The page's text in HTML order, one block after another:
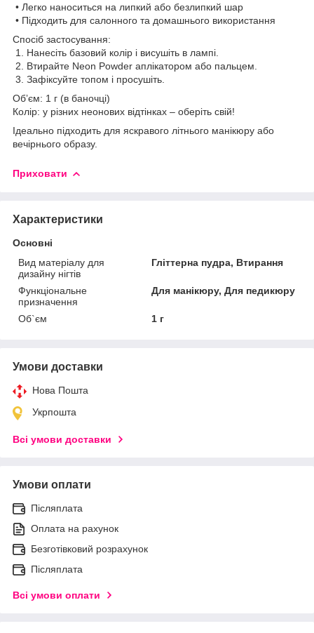
• Легко наноситься на липкий або безлипкий шар
• Підходить для салонного та домашнього використання
Спосіб застосування:
1. Нанесіть базовий колір і висушіть в лампі.
2. Втирайте Neon Powder аплікатором або пальцем.
3. Зафіксуйте топом і просушіть.
Обʼєм: 1 г (в баночці)
Колір: у різних неонових відтінках – оберіть свій!
Ідеально підходить для яскравого літнього манікюру або
вечірнього образу.
Приховати
Характеристики
Основні
Вид матеріалу для
дизайну нігтів
Гліттерна пудра, Втирання
Функціональне
призначення
Для манікюру, Для педикюру
Об`єм 1 г
Умови доставки
Нова Пошта
Укрпошта
Всі умови доставки
Умови оплати
Післяплата
Оплата на рахунок
Безготівковий розрахунок
Післяплата
Всі умови оплати